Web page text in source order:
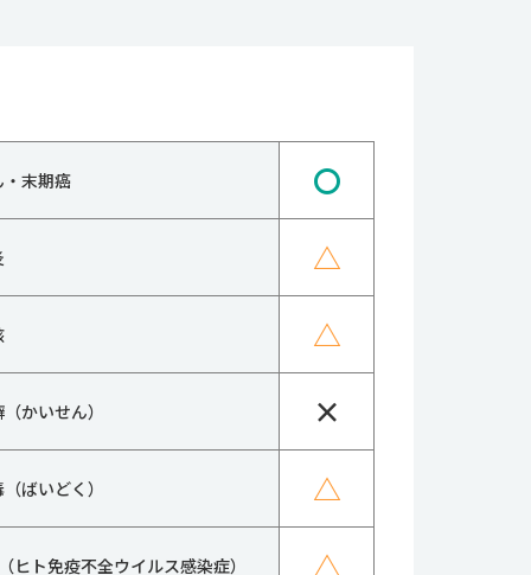
・末期癌 〇
△
△
かいせん） ×
ばいどく） △
ヒト免疫不全ウイルス感染症） △